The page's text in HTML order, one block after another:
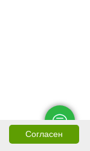
Согласен